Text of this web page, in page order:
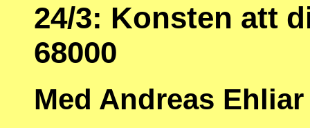
24/3: Konsten att
68000
Med Andreas Ehliar